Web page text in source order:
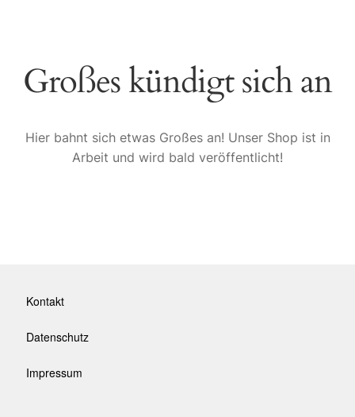
Großes kündigt sich an
Hier bahnt sich etwas Großes an! Unser Shop ist in
Arbeit und wird bald veröffentlicht!
Kontakt
Datenschutz
Impressum